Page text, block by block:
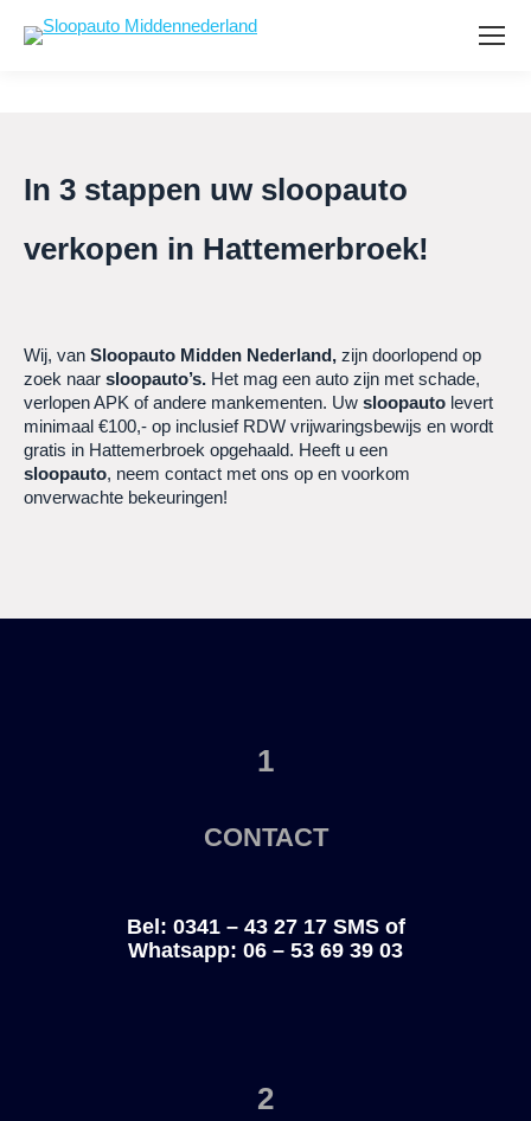
In 3 stappen uw sloopauto
verkopen in Hattemerbroek!
Wij, van Sloopauto Midden Nederland, zijn doorlopend op
zoek naar sloopauto’s. Het mag een auto zijn met schade,
verlopen APK of andere mankementen. Uw sloopauto levert
minimaal €100,- op inclusief RDW vrijwaringsbewijs en wordt
gratis in Hattemerbroek opgehaald. Heeft u een
sloopauto, neem contact met ons op en voorkom
onverwachte bekeuringen!
1
CONTACT
Bel: 0341 – 43 27 17 SMS of
Whatsapp: 06 – 53 69 39 03
2